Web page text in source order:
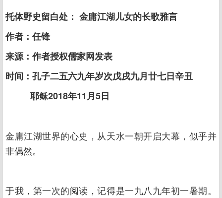
托体野史留白处： 金庸江湖儿女的长歌雅言
作者：任锋
来源：作者授权儒家网发表
时间：孔子二五六九年岁次戊戌九月廿七日辛丑
耶稣2018年11月5日
金庸江湖世界的心史，从天水一朝开启大幕，似乎并
非偶然。
于我，第一次的阅读，记得是一九八九年初一暑期。